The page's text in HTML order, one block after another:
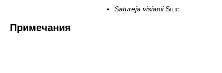
Satureja visianii Silic
Примечания